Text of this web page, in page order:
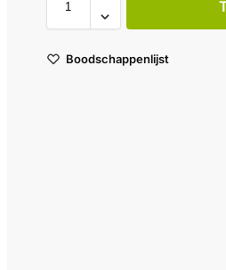
Boodschappenlijst